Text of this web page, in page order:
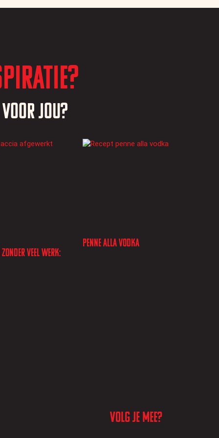
voor jou?
veel werk:
Penne alla vodka
Volg je mee?